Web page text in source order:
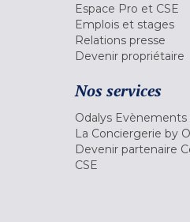
Espace Pro et CSE
Emplois et stages
Relations presse
Devenir propriétaire
Nos services
Odalys Evènements
La Conciergerie by
Devenir partenaire
CSE